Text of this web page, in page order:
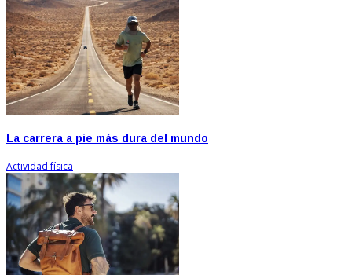
La carrera a pie más dura del mundo
Actividad física